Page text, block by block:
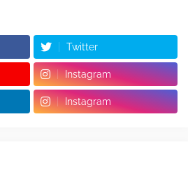
Twitter
Instagram
Instagram